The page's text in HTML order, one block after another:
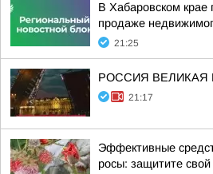
В Хабаровском крае
продаже
21:25
РОССИЯ ВЕЛИКАЯ
21:17
Эффективные
росы: защитите свой